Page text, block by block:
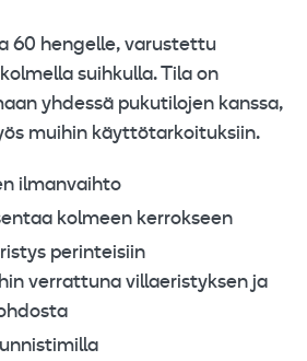
60 hengelle, varustettu
suihkulla. Tila on
yhdessä pukutilojen kanssa,
muihin käyttötarkoituksiin.
ilmanvaihto
kolmeen kerrokseen
perinteisiin
verrattuna villaeristyksen ja